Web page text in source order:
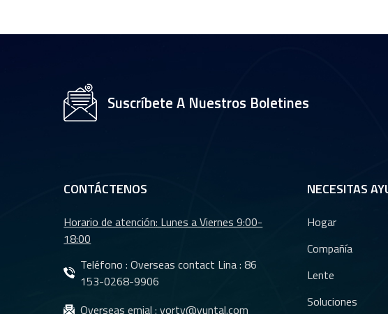
1/2,7" YT-4983P-A2
resolución 4K YT-
con visión nocturna
YT-7610-C1
Lentes DMS Lentes
de cámara de
monitoreo de
Lentes CMS
Suscríbete A Nuestros Boletines
CONTÁCTENOS
Horario de atención: Lunes a Viernes 9:00-
18:00
Teléfono : Overseas contact Lina :86
153-0268-9906
Overseas emial :yorty@yuntal.com
NECESITAS
Hogar
Compañía
Lente
Soluciones